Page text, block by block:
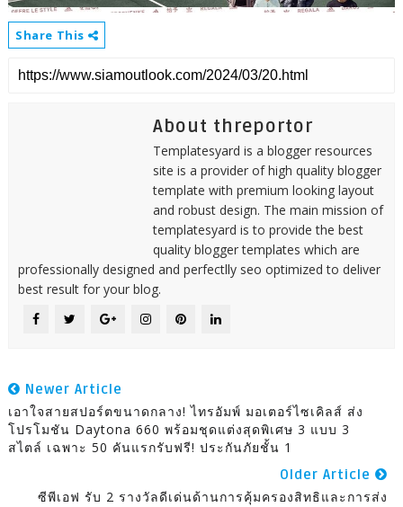
Share This
About threportor
Templatesyard is a blogger resources
site is a provider of high quality blogger
template with premium looking layout
and robust design. The main mission of
templatesyard is to provide the best
quality blogger templates which are
professionally designed and perfectlly seo optimized to deliver
best result for your blog.
Newer Article
เอาใจสายสปอร์ตขนาดกลาง! ไทรอัมพ์ มอเตอร์ไซเคิลส์ ส่ง
โปรโมชัน Daytona 660 พร้อมชุดแต่งสุดพิเศษ 3 แบบ 3
สไตล์ เฉพาะ 50 คันแรกรับฟรี! ประกันภัยชั้น 1
Older Article
ซีพีเอฟ รับ 2 รางวัลดีเด่นด้านการคุ้มครองสิทธิและการส่ง